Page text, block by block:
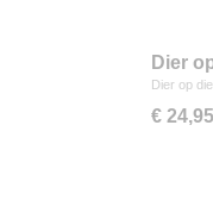
Dier
Dier op
€ 24,95